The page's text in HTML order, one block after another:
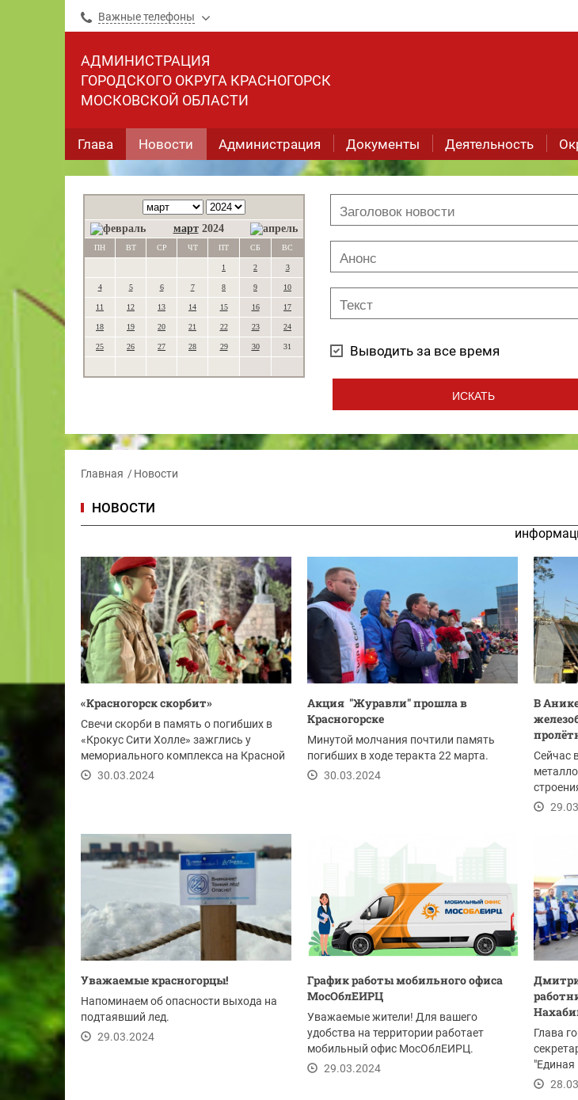
Важные телефоны
АДМИНИСТРАЦИЯ
ГОРОДСКОГО ОКРУГА КРАСНОГОРСК
МОСКОВСКОЙ ОБЛАСТИ
Глава Новости Администрация Документы Деятельность
март 2024
ПН ВТ СР ЧТ ПТ СБ ВС
1 2 3
4 5 6 7 8 9 10
11 12 13 14 15 16 17
18 19 20 21 22 23 24
25 26 27 28 29 30 31 Выводить за все время
Главная Новости
НОВОСТИ
«Красногорск скорбит»
Свечи скорби в память о погибших в
«Крокус Сити Холле» зажглись у
мемориального комплекса на Красной
горке.30.03.2024
Акция "Журавли" прошла в
Красногорске
Минутой молчания почтили память
погибших в ходе теракта 22 марта.
30.03.2024
В
Сейчас
между
Уважаемые красногорцы!
Напоминаем об опасности выхода на
подтаявший лед.
29.03.2024
График работы мобильного офиса
МосОблЕИРЦ
Уважаемые жители! Для вашего
удобства на территории работает
мобильный офис МосОблЕИРЦ.
29.03.2024
Глава